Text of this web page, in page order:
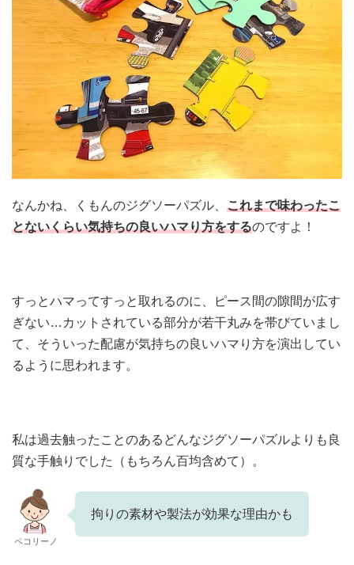
なんかね、くもんのジグソーパズル、 これまで味わったこ
とないくらい気持ちの良いハマり方をするのですよ！
すっとハマってすっと取れるのに、ピース間の隙間が広す
ぎない…カットされている部分が若干丸みを帯びていまし
て、そういった配慮が気持ちの良いハマり方を演出してい
るように思われます。
私は過去触ったことのあるどんなジグソーパズルよりも良
質な手触りでした（もちろん百均含めて）。
ペコリーノ
拘りの素材や製法が効果な理由かも